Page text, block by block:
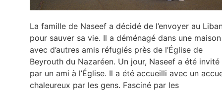
La famille de Naseef a décidé de l’envoyer au
pour sauver sa vie. Il a déménagé dans une maison
avec d’autres amis réfugiés près de l’Église de
Beyrouth du Nazaréen. Un jour, Naseef a été invité
par un ami à l’Église. Il a été accueilli avec un
chaleureux par les gens. Fasciné par les